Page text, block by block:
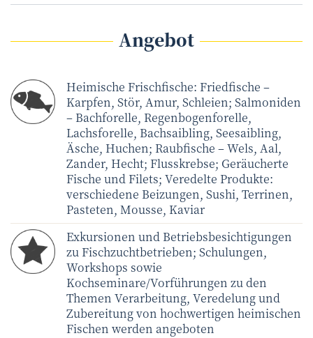
Angebot
Heimische Frischfische: Friedfische –
Karpfen, Stör, Amur, Schleien; Salmoniden
– Bachforelle, Regenbogenforelle,
Lachsforelle, Bachsaibling, Seesaibling,
Äsche, Huchen; Raubfische – Wels, Aal,
Zander, Hecht; Flusskrebse; Geräucherte
Fische und Filets; Veredelte Produkte:
verschiedene Beizungen, Sushi, Terrinen,
Pasteten, Mousse, Kaviar
Exkursionen und Betriebsbesichtigungen
zu Fischzuchtbetrieben; Schulungen,
Workshops sowie
Kochseminare/Vorführungen zu den
Themen Verarbeitung, Veredelung und
Zubereitung von hochwertigen heimischen
Fischen werden angeboten